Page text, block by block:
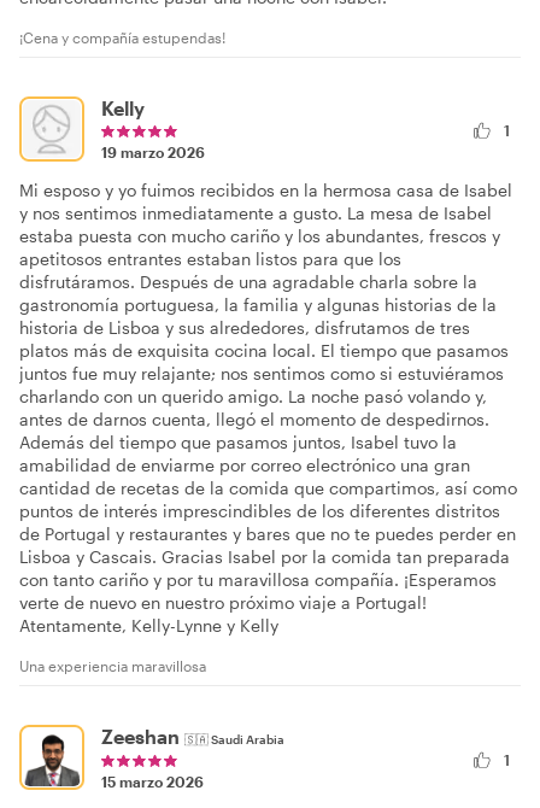
¡Cena y compañía estupendas!
Kelly
19 marzo 2026
1
Mi esposo y yo fuimos recibidos en la hermosa casa de Isabel
y nos sentimos inmediatamente a gusto. La mesa de Isabel
estaba puesta con mucho cariño y los abundantes, frescos y
apetitosos entrantes estaban listos para que los
disfrutáramos. Después de una agradable charla sobre la
gastronomía portuguesa, la familia y algunas historias de la
historia de Lisboa y sus alrededores, disfrutamos de tres
platos más de exquisita cocina local. El tiempo que pasamos
juntos fue muy relajante; nos sentimos como si estuviéramos
charlando con un querido amigo. La noche pasó volando y,
antes de darnos cuenta, llegó el momento de despedirnos.
Además del tiempo que pasamos juntos, Isabel tuvo la
amabilidad de enviarme por correo electrónico una gran
cantidad de recetas de la comida que compartimos, así como
puntos de interés imprescindibles de los diferentes distritos
de Portugal y restaurantes y bares que no te puedes perder en
Lisboa y Cascais. Gracias Isabel por la comida tan preparada
con tanto cariño y por tu maravillosa compañía. ¡Esperamos
verte de nuevo en nuestro próximo viaje a Portugal!
Atentamente, Kelly-Lynne y Kelly
Una experiencia maravillosa
Zeeshan 🇸🇦Saudi Arabia
15 marzo 2026
1